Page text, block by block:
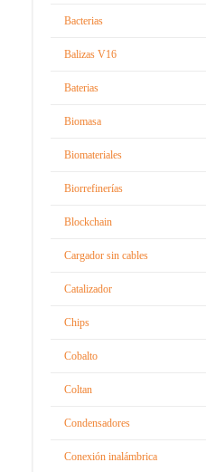
Bacterias
Balizas V16
Baterias
Biomasa
Biomateriales
Biorrefinerías
Blockchain
Cargador sin cables
Catalizador
Chips
Cobalto
Coltan
Condensadores
Conexión inalámbrica